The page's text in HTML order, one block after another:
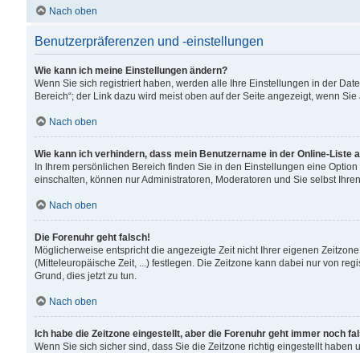
Nach oben
Benutzerpräferenzen und -einstellungen
Wie kann ich meine Einstellungen ändern?
Wenn Sie sich registriert haben, werden alle Ihre Einstellungen in der
Bereich“; der Link dazu wird meist oben auf der Seite angezeigt, wenn
Nach oben
Wie kann ich verhindern, dass mein Benutzername in der Online-Liste
In Ihrem persönlichen Bereich finden Sie in den Einstellungen eine
einschalten, können nur Administratoren, Moderatoren und Sie selbst
Nach oben
Die Forenuhr geht falsch!
Möglicherweise entspricht die angezeigte Zeit nicht Ihrer eigenen
(Mitteleuropäische Zeit, ...) festlegen. Die Zeitzone kann dabei nur von
Grund, dies jetzt zu tun.
Nach oben
Ich habe die Zeitzone eingestellt, aber die Forenuhr geht immer noch
Wenn Sie sich sicher sind, dass Sie die Zeitzone richtig eingestellt